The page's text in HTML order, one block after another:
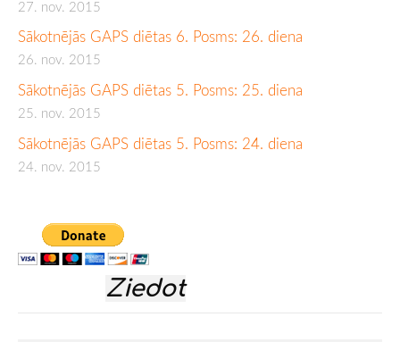
27. nov. 2015
Sākotnējās GAPS diētas 6. Posms: 26. diena
26. nov. 2015
Sākotnējās GAPS diētas 5. Posms: 25. diena
25. nov. 2015
Sākotnējās GAPS diētas 5. Posms: 24. diena
24. nov. 2015
Ziedot